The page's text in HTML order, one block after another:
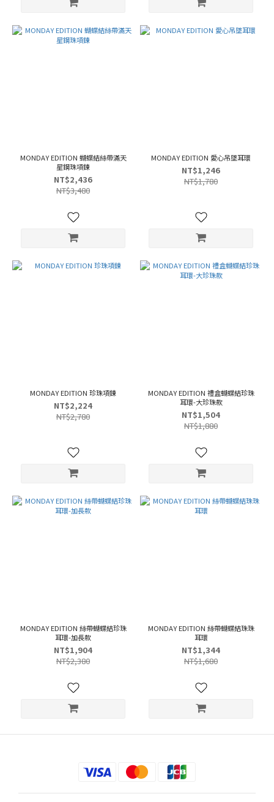
MONDAY EDITION 蝴蝶結絲帶滿天
星鋼珠項鍊
NT$2,436
NT$3,480
MONDAY EDITION 愛心吊墜耳環
NT$1,246
NT$1,780
MONDAY EDITION 珍珠項鍊
NT$2,224
NT$2,780
MONDAY EDITION 禮盒蝴蝶結珍珠
耳環-大珍珠款
NT$1,504
NT$1,880
MONDAY EDITION 絲帶蝴蝶結珍珠
耳環-加長款
NT$1,904
NT$2,380
MONDAY EDITION 絲帶蝴蝶結珠珠
耳環
NT$1,344
NT$1,680